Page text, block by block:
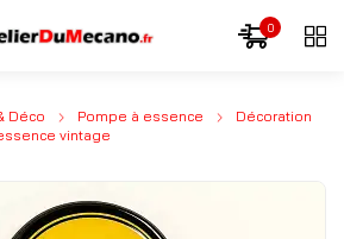
0
Déco Pompe à essence
Décoration
vintage